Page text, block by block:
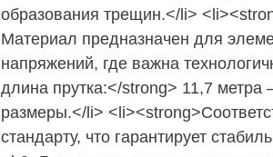
образования трещин.</li>
Материал предназначен для
напряжений, где важна
длина прутка:</strong> 11,7
размеры.</li>
стандарту, что гарантирует